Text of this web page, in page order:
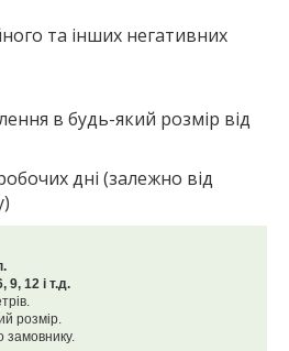
та інших негативних
в будь-який розмір від
дні (залежно від
9, 12 і т.д.
розмір.
замовнику.